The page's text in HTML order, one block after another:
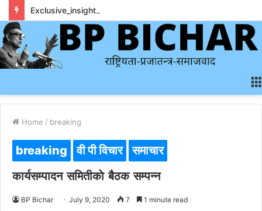
Home / breaking
breaking वी पी विचार समाचार
कार्यसम्पादन समितीकाे बैठक सम्पन्न
BP Bichar July 9, 2020 7 1 minute read